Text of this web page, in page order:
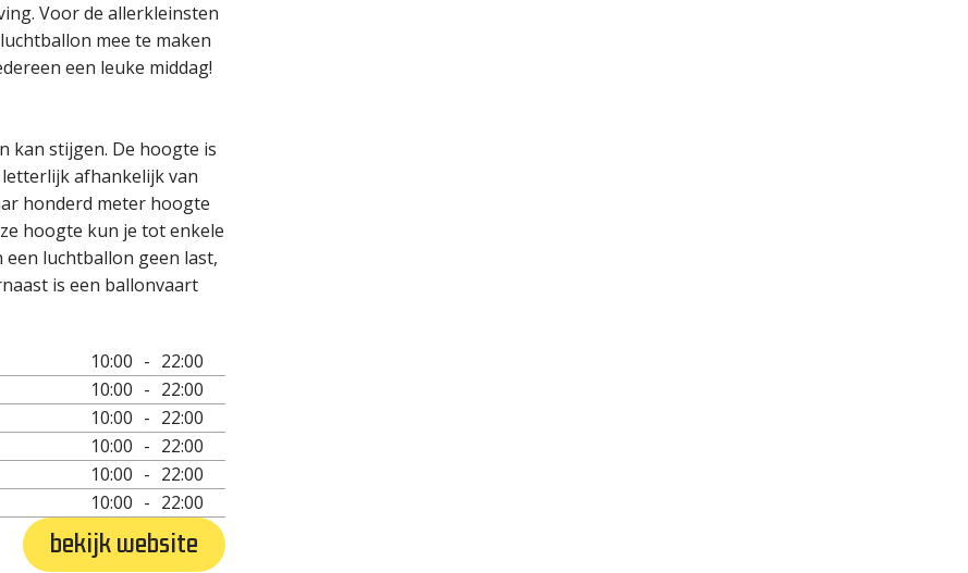
Voor de allerkleinsten
mee te maken
een leuke middag!
kan stijgen. De hoogte is
afhankelijk van
honderd meter hoogte
hoogte kun je tot enkele
luchtballon geen last,
is een ballonvaart
10:00 - 22:00
10:00 - 22:00
10:00 - 22:00
10:00 - 22:00
10:00 - 22:00
10:00 - 22:00
bekijk website